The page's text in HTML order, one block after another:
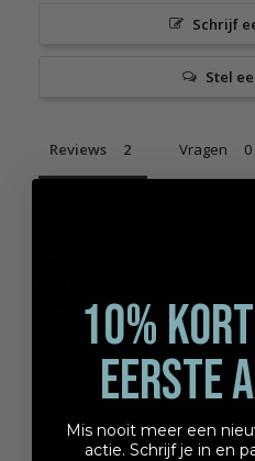
Schrijf
Stel
Reviews Vragen
Zeer snelle en degelijke
Zeer snelle en degelijke
Eigenlijk 4,5 voor zeer goed
De Sage werkt prima.
Hun handleiding naar
10%
EERSTE
Mis nooit meer een
actie. Schrijf je in en